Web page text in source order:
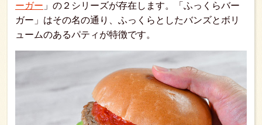
ーガー 」の２シリーズが存在します。「ふっくらバー
ガー」はその名の通り、ふっくらとしたバンズとボリ
ュームのあるパティが特徴です。